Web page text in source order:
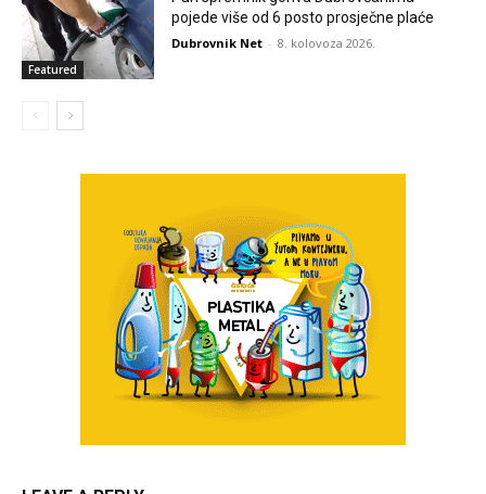
Featured
pojede više od 6 posto prosječne plaće
Dubrovnik Net - 8. kolovoza 2026.